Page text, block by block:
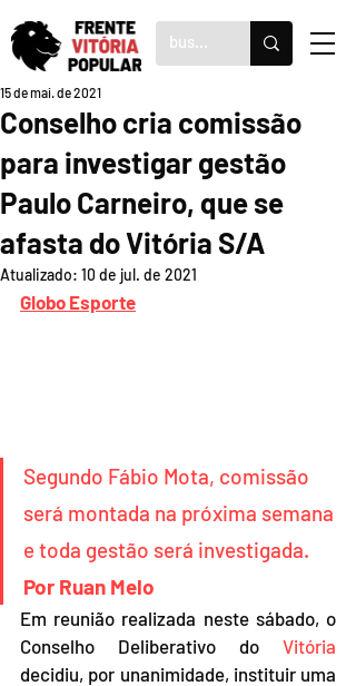
Conselho cria comissão
para investigar gestão
Paulo Carneiro, que se
afasta do Vitória S/A
15 de mai. de 2021
Atualizado: 10 de jul. de 2021
Globo Esporte
Segundo Fábio Mota, comissão
será montada na próxima semana
e toda gestão será investigada.
Por Ruan Melo
Em reunião realizada neste sábado, o
Conselho Deliberativo do Vitória
decidiu, por unanimidade, instituir uma